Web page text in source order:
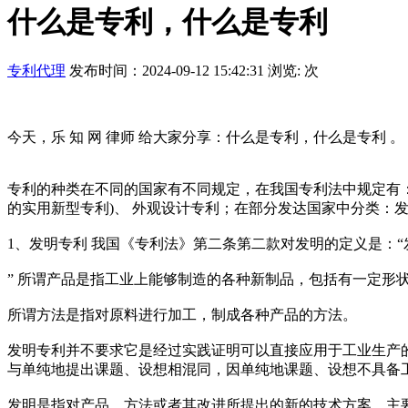
什么是专利，什么是专利
专利代理 发布时间：2024-09-12 15:42:31 浏览: 次
今天，乐 知 网 律师 给大家分享：什么是专利，什么是专利 。
专利的种类在不同的国家有不同规定，在我国专利法中规定
的实用新型专利)、 外观设计专利；在部分发达国家中分类：
1、发明专利 我国《专利法》第二条第二款对发明的定义是
” 所谓产品是指工业上能够制造的各种新制品，包括有一定形
所谓方法是指对原料进行加工，制成各种产品的方法。
发明专利并不要求它是经过实践证明可以直接应用于工业生
与单纯地提出课题、设想相混同，因单纯地课题、设想不具备